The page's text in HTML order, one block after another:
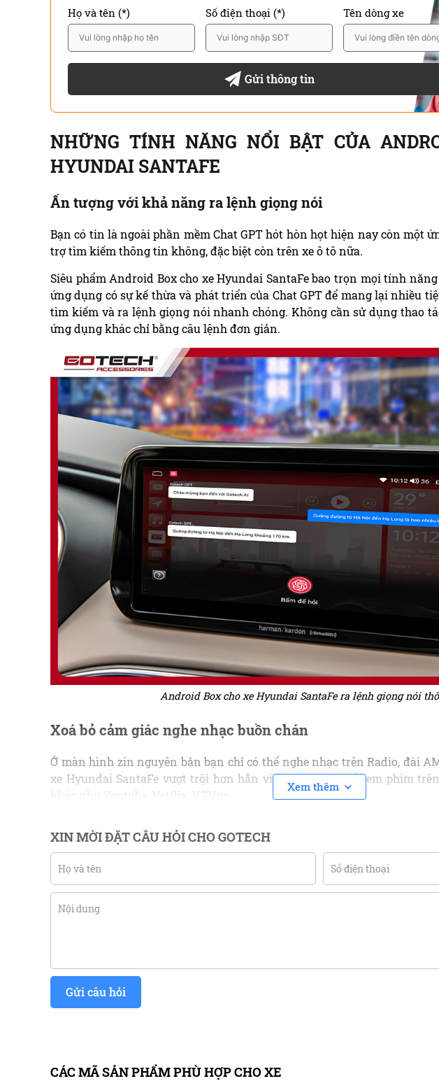
Họ và tên (*) Số điện thoại (*) Tên dòng xe
Gửi thông tin
NHỮNG TÍNH NĂNG NỔI BẬT CỦA
HYUNDAI SANTAFE
Ấn tượng với khả năng ra lệnh giọng nói
Bạn có tin là ngoài phần mềm Chat GPT hót hòn họt hiện nay còn một
trợ tìm kiếm thông tin không, đặc biệt còn trên xe ô tô nữa.
Siêu phẩm Android Box cho xe Hyundai SantaFe bao trọn mọi tính năng
ứng dụng có sự kế thừa và phát triển của Chat GPT để mang lại nhiều
tìm kiếm và ra lệnh giọng nói nhanh chóng. Không cần sử dụng thao
ứng dụng khác chỉ bằng câu lệnh đơn giản.
Android Box cho xe Hyundai SantaFe ra lệnh giọng nói
Xoá bỏ cảm giác nghe nhạc buồn chán
Ở màn hình zin nguyên bản bạn chỉ có thể nghe nhạc trên Radio, đài
xe Hyundai SantaFe vượt trội hơn hẳn vì bạn còn có thể xem phim
khác như Youtube, Netflix, VTVgo…
không thể xảy ra. Nhờ có kết nối internet tốc độ cao nên việc truy cập
giản để bạn tha hồ tận hưởng cảm giác thư giãn khi đang lái xe hay chờ
Xem thêm
XIN MỜI ĐẶT CÂU HỎI CHO GOTECH
Gửi câu hỏi
CÁC MÃ SẢN PHẨM PHÙ HỢP CHO XE